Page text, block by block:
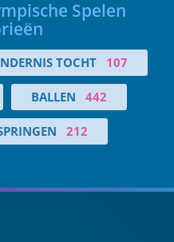
Spelen
TOCHT 107
BALLEN 442
212